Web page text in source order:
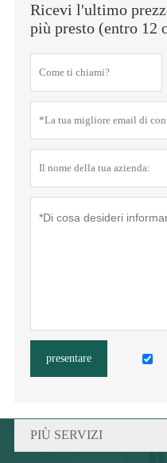
Ricevi l'ultimo
più presto (entro 12
presentare
PIÙ SERVIZI